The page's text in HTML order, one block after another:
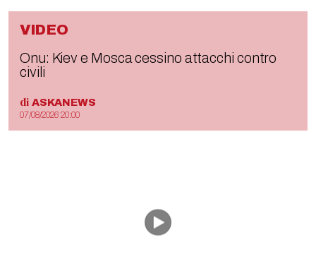
VIDEO
Onu: Kiev e Mosca cessino attacchi contro
civili
di ASKANEWS
07/08/2026 20:00